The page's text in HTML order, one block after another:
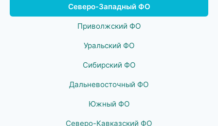
Северо-Западный ФО
Приволжский ФО
Уральский ФО
Сибирский ФО
Дальневосточный ФО
Южный ФО
Северо-Кавказский ФО